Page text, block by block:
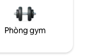
Phòng gym